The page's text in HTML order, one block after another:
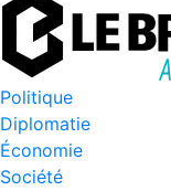
Politique
Diplomatie
Économie
Société